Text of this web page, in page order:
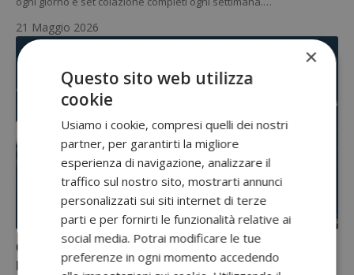
21 Maggio 2026
CONCORSI CON ACQUISTO
Concorso birra 8.6: vinci mini frigo e Kit Home
Party
×
Questo sito web utilizza
cookie
Usiamo i cookie, compresi quelli dei nostri
partner, per garantirti la migliore
esperienza di navigazione, analizzare il
traffico sul nostro sito, mostrarti annunci
personalizzati sui siti internet di terze
parti e per fornirti le funzionalità relative ai
social media. Potrai modificare le tue
preferenze in ogni momento accedendo